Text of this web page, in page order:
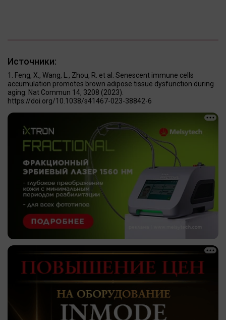
Источники:
Feng, X., Wang, L., Zhou, R. et al. Senescent immune cells
accumulation promotes brown adipose tissue dysfunction during
aging. Nat Commun 14, 3208 (2023).
https://doi.org/10.1038/s41467-023-38842-6